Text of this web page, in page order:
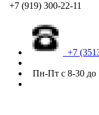
+7 (919) 300-22-11
+7
Пн-Пт с 8-30 до